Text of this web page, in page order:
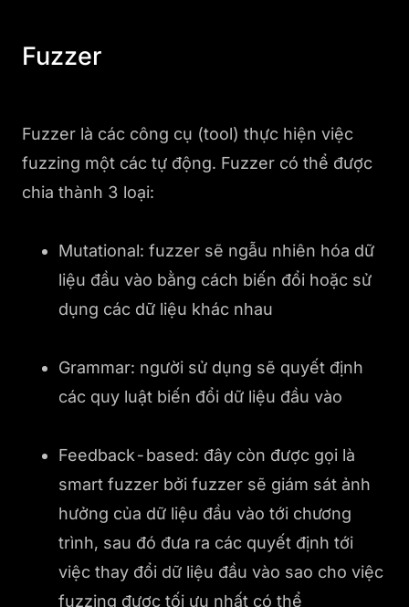
Fuzzer
Fuzzer là các công cụ (tool) thực hiện việc
fuzzing một các tự động. Fuzzer có thể được
chia thành 3 loại:
Mutational: fuzzer sẽ ngẫu nhiên hóa dữ
liệu đầu vào bằng cách biến đổi hoặc sử
dụng các dữ liệu khác nhau
Grammar: người sử dụng sẽ quyết định
các quy luật biến đổi dữ liệu đầu vào
Feedback-based: đây còn được gọi là
smart fuzzer bởi fuzzer sẽ giám sát ảnh
hưởng của dữ liệu đầu vào tới chương
trình, sau đó đưa ra các quyết định tới
việc thay đổi dữ liệu đầu vào sao cho việc
fuzzing được tối ưu nhất có thể